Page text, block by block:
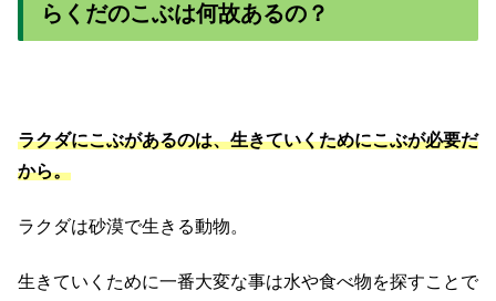
らくだのこぶは何故あるの？
ラクダにこぶがあるのは、生きていくためにこぶが必要だ
から。
ラクダは砂漠で生きる動物。
生きていくために一番大変な事は水や食べ物を探すことで